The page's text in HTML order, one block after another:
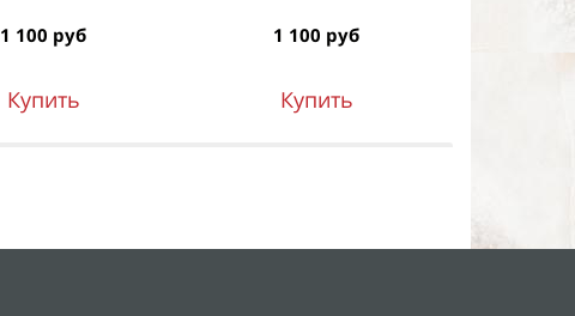
1 100 руб
Купить
1 100 руб
Купить